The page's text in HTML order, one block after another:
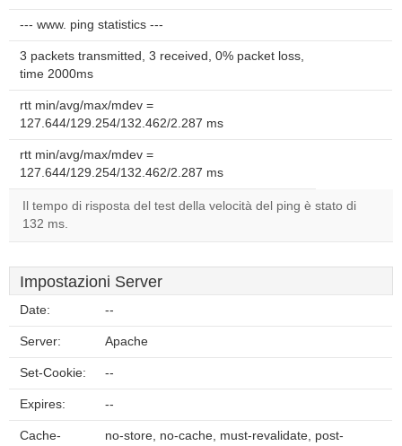
--- www. ping statistics ---
3 packets transmitted, 3 received, 0% packet loss,
time 2000ms
rtt min/avg/max/mdev =
127.644/129.254/132.462/2.287 ms
rtt min/avg/max/mdev =
127.644/129.254/132.462/2.287 ms
Il tempo di risposta del test della velocità del ping è stato di
132 ms.
Impostazioni Server
Date: --
Server: Apache
Set-Cookie: --
Expires: --
Cache-
no-store, no-cache, must-revalidate, post-